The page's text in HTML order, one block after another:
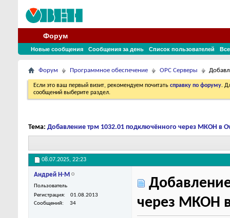
Форум
Новые сообщения Сообщения за день Список пользователей
Форум Программное обеспечение OPC Серверы
Если это ваш первый визит, рекомендуем почитать справку по форуму.
сообщений выберите раздел.
Тема: Добавление трм 1032.01 подключённого через МКОН в
08.07.2025, 22:23
Андрей Н-М
Пользователь
Регистрация
01.08.2013
Сообщений
34
через МКОН